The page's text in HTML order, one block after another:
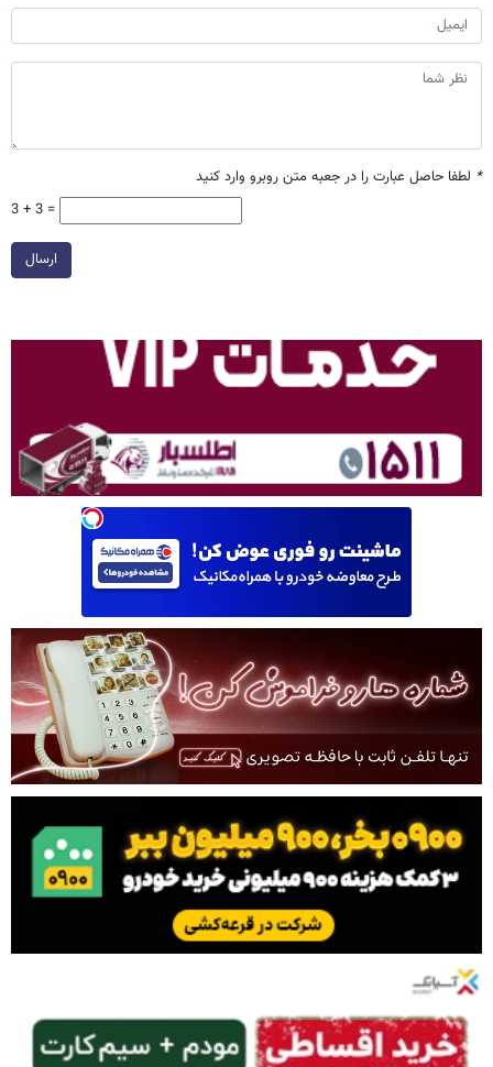
* لطفا حاصل عبارت را در جعبه متن روبرو وارد کنید
3 + 3 =
ارسال